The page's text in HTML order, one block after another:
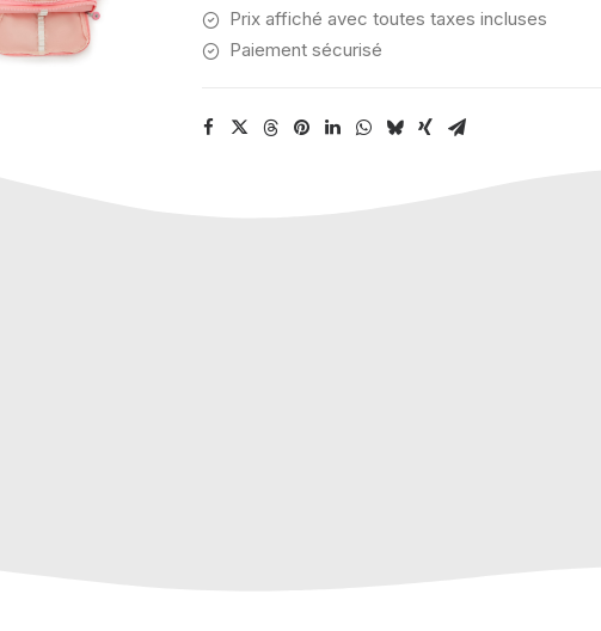
Prix affiché avec toutes taxes incluses
Paiement sécurisé